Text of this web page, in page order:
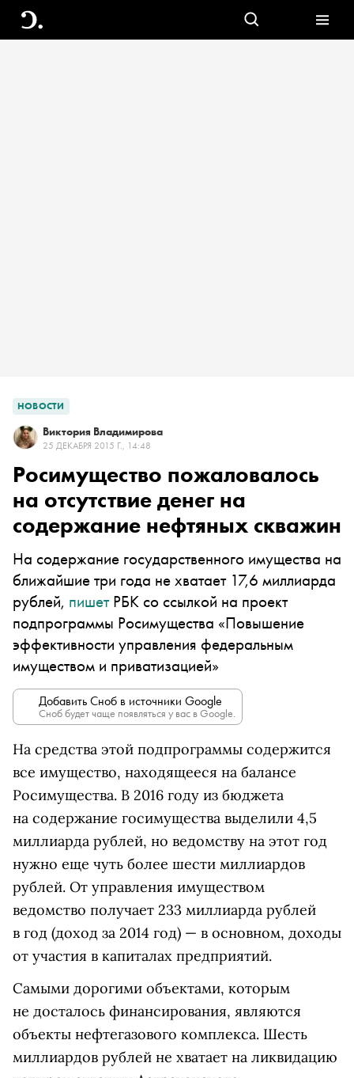
НОВОСТИ
Виктория Владимирова
25 ДЕКАБРЯ 2015 Г., 14:48
Росимущество пожаловалось
на отсутствие денег на
содержание нефтяных скважин
На содержание государственного имущества на
ближайшие три года не хватает 17,6 миллиарда
рублей, пишетРБК со ссылкой на проект
подпрограммы Росимущества «Повышение
эффективности управления федеральным
имуществом и приватизацией»
Добавить Сноб в источники Google
Сноб будет чаще появляться у вас в Google.
На средства этой подпрограммы содержится
все имущество, находящееся на балансе
Росимущества. В 2016 году из бюджета
на содержание госимущества выделили 4,5
миллиарда рублей, но ведомству на этот год
нужно еще чуть более шести миллиардов
рублей. От управления имуществом
ведомство получает 233 миллиарда рублей
в год (доход за 2014 год) — в основном, доходы
от участия в капиталах предприятий.
Самыми дорогими объектами, которым
не досталось финансирования, являются
объекты нефтегазового комплекса. Шесть
миллиардов рублей не хватает на ликвидацию